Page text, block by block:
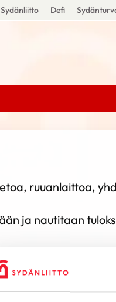
Sydänliitto Defi
ruuanlaittoa,
ja nautitaan
15:30,
15:30,